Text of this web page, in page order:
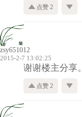
点赞 2
zsy651012
2015-2-7 13:02:25
谢谢楼主分享。
点赞 2